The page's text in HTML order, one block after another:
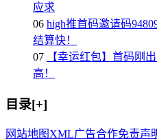
应求
06 high推首码邀请码
结算快！
07
【幸运红包】首码刚
高！
目录[+]
网站地图 XML广告合作免责声